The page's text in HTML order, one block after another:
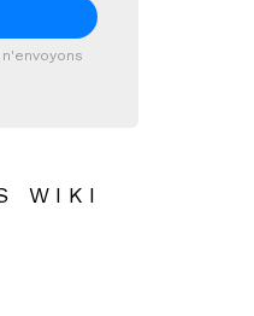
WIKI